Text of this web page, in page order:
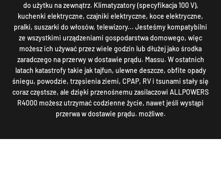
do użytku na zewnątrz. Klimatyzatory (specyfikacja 100 V),
kuchenki elektryczne, czajniki elektryczne, koce elektryczne,
pralki, suszarki do włosów, telewizory... Jesteśmy kompatybilni
ze wszystkimi urządzeniami gospodarstwa domowego, więc
możesz ich używać przez wiele godzin lub dłużej jako środka
zaradczego na przerwy w dostawie prądu. Massu. W ostatnich
latach katastrofy takie jak tajfun, ulewne deszcze, obfite opady
śniegu, powodzie, trzęsienia ziemi, CPAP, RV i tsunami stały się
coraz częstsze, ale dzięki przenośnemu zasilaczowi ALLPOWERS
R4000 możesz utrzymać codzienne życie, nawet jeśli wystąpi
przerwa w dostawie prądu. możliwe.